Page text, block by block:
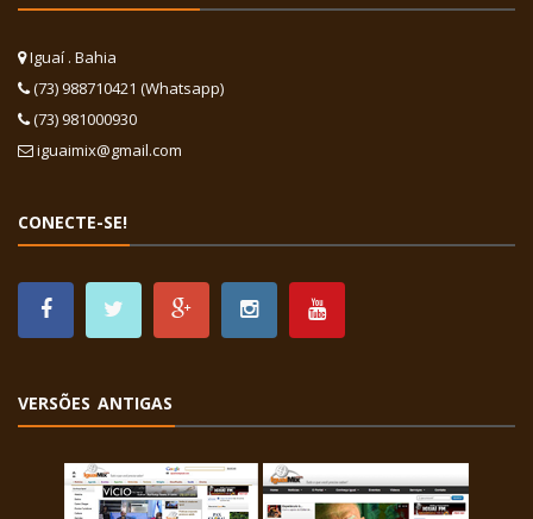
Iguaí . Bahia
(73) 988710421 (Whatsapp)
(73) 981000930
iguaimix@gmail.com
CONECTE-SE!
VERSÕES ANTIGAS